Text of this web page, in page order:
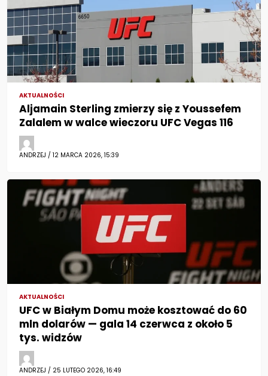
AKTUALNOŚCI
Aljamain Sterling zmierzy się z Youssefem
Zalalem w walce wieczoru UFC Vegas 116
ANDRZEJ / 12 MARCA 2026, 15:39
AKTUALNOŚCI
UFC w Białym Domu może kosztować do 60
mln dolarów — gala 14 czerwca z około 5
tys. widzów
ANDRZEJ / 25 LUTEGO 2026, 16:49